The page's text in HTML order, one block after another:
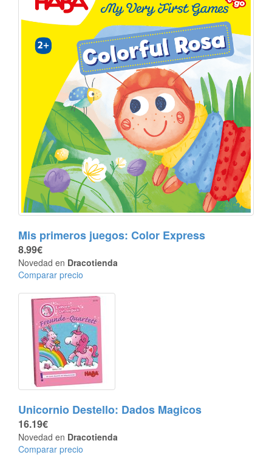
Mis primeros juegos: Color Express
8.99€
Novedad en Dracotienda
Comparar precio
Unicornio Destello: Dados Magicos
16.19€
Novedad en Dracotienda
Comparar precio